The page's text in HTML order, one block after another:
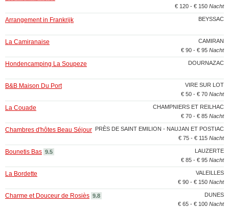
€ 120 - € 150 Nacht
BEYSSAC
Arrangement in Frankrijk
CAMIRAN
La Camiranaise
€ 90 - € 95 Nacht
DOURNAZAC
Hondencamping La Soupeze
VIRE SUR LOT
B&B Maison Du Port
€ 50 - € 70 Nacht
CHAMPNIERS ET REILHAC
La Couade
€ 70 - € 85 Nacht
PRÈS DE SAINT EMILION - NAUJAN ET POSTIAC
Chambres d'hôtes Beau Séjour
€ 75 - € 115 Nacht
LAUZERTE
Bounetis Bas 9.5
€ 85 - € 95 Nacht
VALEILLES
La Bordette
€ 90 - € 150 Nacht
DUNES
Charme et Douceur de Rosiès 9.8
€ 65 - € 100 Nacht